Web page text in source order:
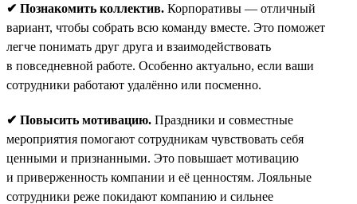
✔ Познакомить коллектив. Корпоративы — отличный
вариант, чтобы собрать всю команду вместе. Это поможет
легче понимать друг друга и взаимодействовать
в повседневной работе. Особенно актуально, если ваши
сотрудники работают удалённо или посменно.
✔ Повысить мотивацию. Праздники и совместные
мероприятия помогают сотрудникам чувствовать себя
ценными и признанными. Это повышает мотивацию
и приверженность компании и её ценностям. Лояльные
сотрудники реже покидают компанию и сильнее